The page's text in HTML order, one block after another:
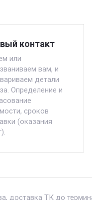
контакт
или
вам, и
детали
Определение и
сроков
(оказания
ТК до